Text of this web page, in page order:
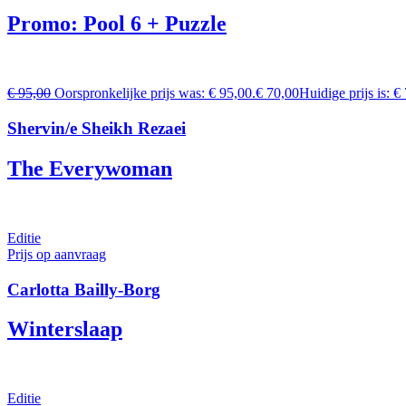
Promo: Pool 6 + Puzzle
€95,00 Oorspronkelijke prijs was: € 95,00.€ 70,00Huidige prijs is: €
Shervin/e Sheikh Rezaei
The Everywoman
Editie
Prijs op aanvraag
Carlotta Bailly-Borg
Winterslaap
Editie